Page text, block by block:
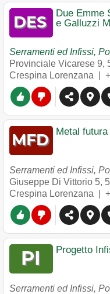
Due Emme
e Galluzzi
Serramenti ed Infissi,
Provinciale Vicarese 9,
Crespina Lorenzana |
Metal
Serramenti ed Infissi,
Giuseppe Di Vittorio 5,
Crespina Lorenzana |
Progetto
Serramenti ed Infissi,